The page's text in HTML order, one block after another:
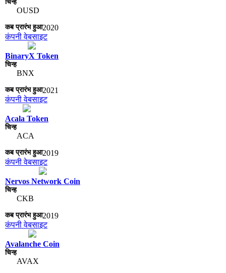
OUSD
2020
कंपनी वेबसाइट
BinaryX Token
BNX
2021
कंपनी वेबसाइट
Acala Token
ACA
2019
कंपनी वेबसाइट
Nervos Network Coin
CKB
2019
कंपनी वेबसाइट
Avalanche Coin
AVAX